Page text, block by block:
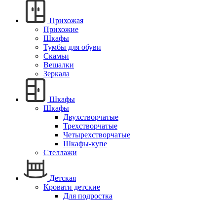
Прихожая
Прихожие
Шкафы
Тумбы для обуви
Скамьи
Вешалки
Зеркала
Шкафы
Шкафы
Двухстворчатые
Трехстворчатые
Четырехстворчатые
Шкафы-купе
Стеллажи
Детская
Кровати детские
Для подростка